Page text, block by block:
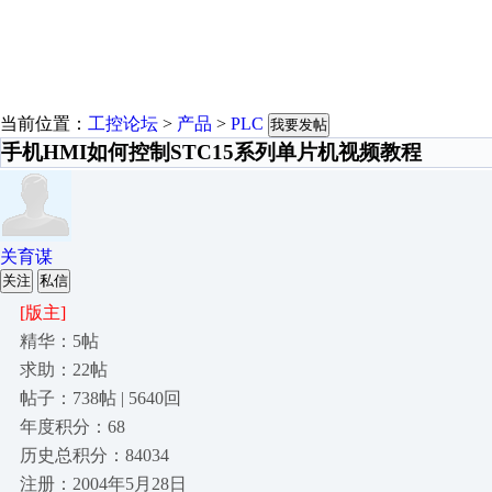
当前位置： 工控论坛 > 产品 > PLC 我要发帖
手机HMI如何控制STC15系列单片机视频教程
关育谋
关注 私信
[版主]
精华：5帖
求助：22帖
帖子：738帖 | 5640回
年度积分：68
历史总积分：84034
注册：2004年5月28日